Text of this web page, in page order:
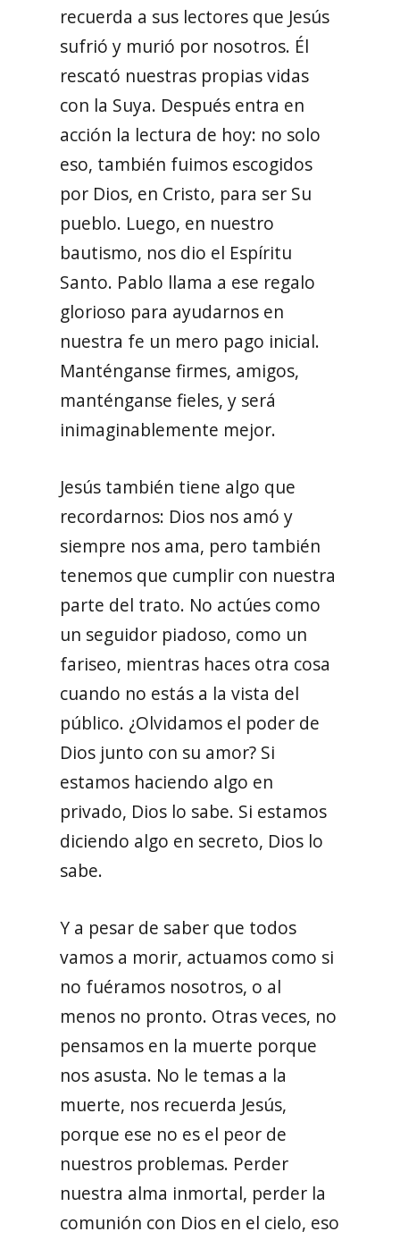
recuerda a sus lectores que Jesús
sufrió y murió por nosotros. Él
rescató nuestras propias vidas
con la Suya. Después entra en
acción la lectura de hoy: no solo
eso, también fuimos escogidos
por Dios, en Cristo, para ser Su
pueblo. Luego, en nuestro
bautismo, nos dio el Espíritu
Santo. Pablo llama a ese regalo
glorioso para ayudarnos en
nuestra fe un mero pago inicial.
Manténganse firmes, amigos,
manténganse fieles, y será
inimaginablemente mejor.
Jesús también tiene algo que
recordarnos: Dios nos amó y
siempre nos ama, pero también
tenemos que cumplir con nuestra
parte del trato. No actúes como
un seguidor piadoso, como un
fariseo, mientras haces otra cosa
cuando no estás a la vista del
público. ¿Olvidamos el poder de
Dios junto con su amor? Si
estamos haciendo algo en
privado, Dios lo sabe. Si estamos
diciendo algo en secreto, Dios lo
sabe.
Y a pesar de saber que todos
vamos a morir, actuamos como si
no fuéramos nosotros, o al
menos no pronto. Otras veces, no
pensamos en la muerte porque
nos asusta. No le temas a la
muerte, nos recuerda Jesús,
porque ese no es el peor de
nuestros problemas. Perder
nuestra alma inmortal, perder la
comunión con Dios en el cielo, eso